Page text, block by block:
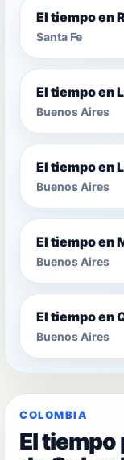
El tiempo en
Santa Fe
El tiempo en
Buenos Aires
El tiempo en
Buenos Aires
El tiempo en
Buenos Aires
El tiempo en
Buenos Aires
COLOMBIA
El